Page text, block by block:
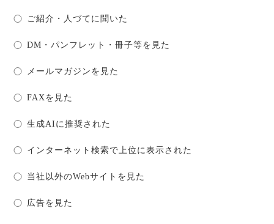
ご紹介・人づてに聞いた
DM・パンフレット・冊子等を見た
メールマガジンを見た
FAXを見た
生成AIに推奨された
インターネット検索で上位に表示された
当社以外のWebサイトを見た
広告を見た